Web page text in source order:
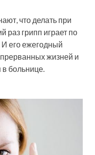
что делать при
раз грипп играет по
его ежегодный
жизней и
больнице.